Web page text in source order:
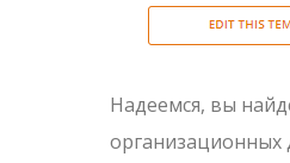
Надеемся, вы
организационных